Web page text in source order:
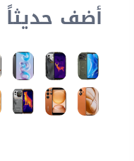
أضف حديثاً